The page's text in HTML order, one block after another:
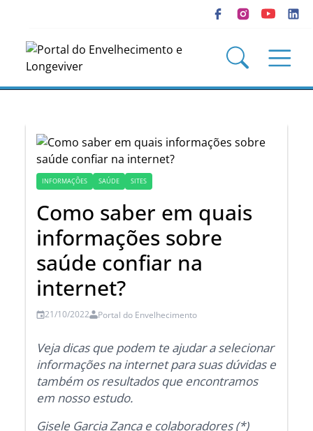
INFORMAÇÕES SAÚDE SITES
Como saber em quais
informações sobre
saúde confiar na
internet?
21/10/2022 Portal do Envelhecimento
Veja dicas que podem te ajudar a selecionar
informações na internet para suas dúvidas e
também os resultados que encontramos
em nosso estudo.
Gisele Garcia Zanca e colaboradores (*)